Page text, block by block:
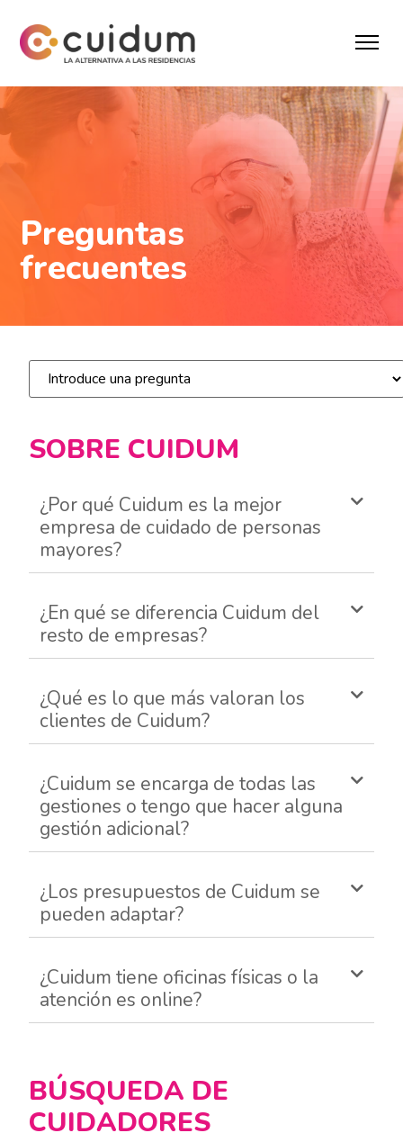
Preguntas
frecuentes
SOBRE CUIDUM
¿Por qué Cuidum es la mejor
empresa de cuidado de personas
mayores?
¿En qué se diferencia Cuidum del
resto de empresas?
¿Qué es lo que más valoran los
clientes de Cuidum?
¿Cuidum se encarga de todas las
gestiones o tengo que hacer alguna
gestión adicional?
¿Los presupuestos de Cuidum se
pueden adaptar?
¿Cuidum tiene oficinas físicas o la
atención es online?
BÚSQUEDA DE
CUIDADORES